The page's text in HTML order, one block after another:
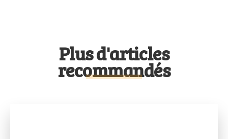
Plus d'articles
recommandés